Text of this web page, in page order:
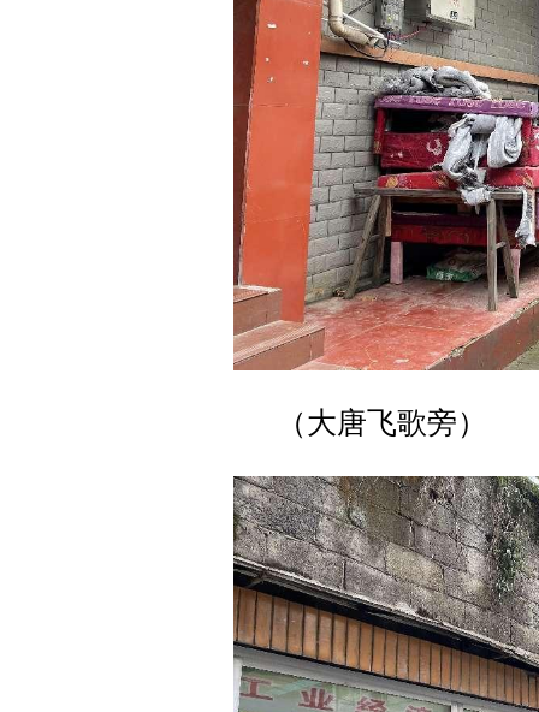
（大唐飞歌旁）